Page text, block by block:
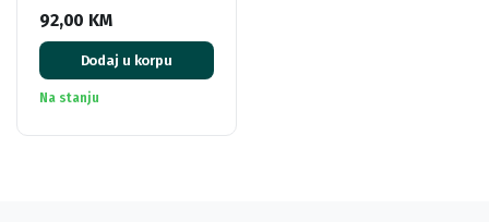
92,00 KM
Dodaj u korpu
Na stanju